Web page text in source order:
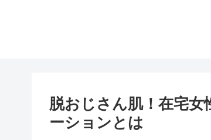
脱おじさん肌！在宅
ーションとは